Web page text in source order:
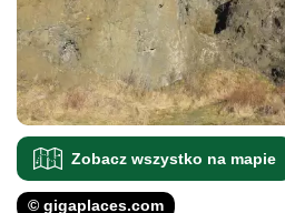
Zobacz wszystko na mapie
© gigaplaces.com